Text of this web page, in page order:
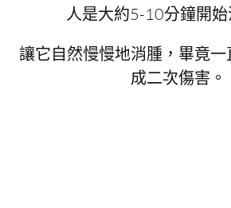
人是大約5-10分鐘開
讓它自然慢慢地消腫，畢竟
成二次傷害。